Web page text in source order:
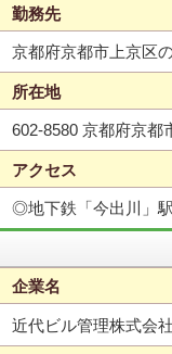
勤務先
京都府京都市上京区
所在地
602-8580 京都府京都
アクセス
◎地下鉄「今出川」
企業名
近代ビル管理株式会社